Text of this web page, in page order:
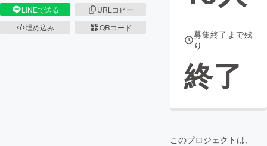
LINEで送る
URLコピー
埋め込み
QRコード
募集終了まで残
り
終了
このプロジェクトは、